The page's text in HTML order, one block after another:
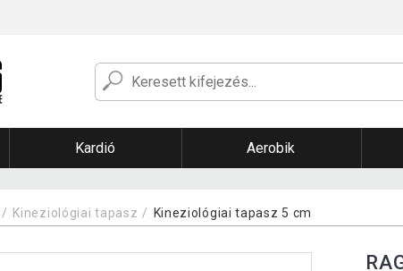
Kardió Aerobik
Kineziológiai tapasz Kineziológiai tapasz 5 cm